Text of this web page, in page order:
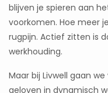
blijven je spieren aan
voorkomen. Hoe meer
rugpijn. Actief zitten is
werkhouding.
Maar bij Livwell gaan
geloven in dynamisch